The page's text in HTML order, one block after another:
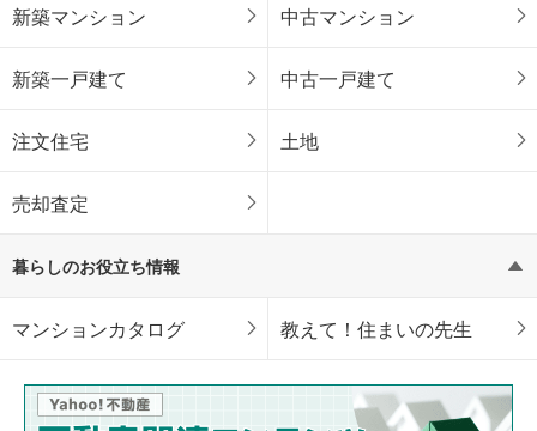
新築マンション 中古マンション
新築一戸建て 中古一戸建て
注文住宅 土地
売却査定
暮らしのお役立ち情報
マンションカタログ 教えて！住まいの先生